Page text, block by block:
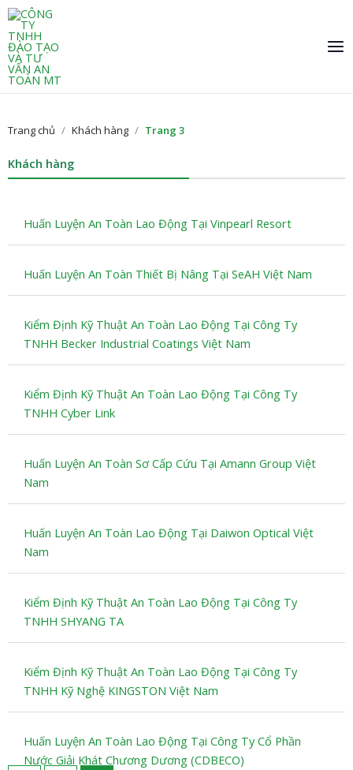
Nhảy
nội
dung
Trang chủ / Khách hàng / Trang 3
Khách hàng
Huấn Luyện An Toàn Lao Động Tại Vinpearl Resort
Huấn Luyện An Toàn Thiết Bị Nâng Tại SeAH Việt Nam
Kiểm Định Kỹ Thuật An Toàn Lao Động Tại Công Ty
TNHH Becker Industrial Coatings Việt Nam
Kiểm Định Kỹ Thuật An Toàn Lao Động Tại Công Ty
TNHH Cyber Link
Huấn Luyện An Toàn Sơ Cấp Cứu Tại Amann Group Việt
Nam
Huấn Luyện An Toàn Lao Động Tại Daiwon Optical Việt
Nam
Kiểm Định Kỹ Thuật An Toàn Lao Động Tại Công Ty
TNHH SHYANG TA
Kiểm Định Kỹ Thuật An Toàn Lao Động Tại Công Ty
TNHH Kỹ Nghệ KINGSTON Việt Nam
Huấn Luyện An Toàn Lao Động Tại Công Ty Cổ Phần
Nước Giải Khát Chương Dương (CDBECO)